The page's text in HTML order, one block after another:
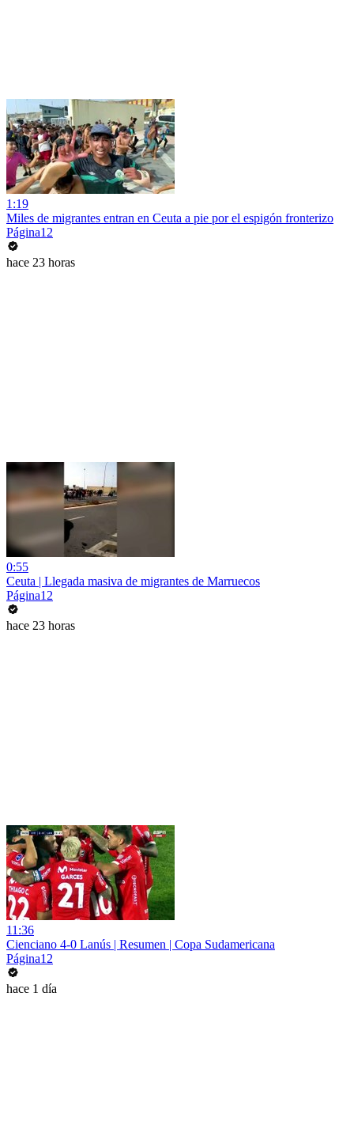
1:19
Miles de migrantes entran en Ceuta a pie por el espigón fronterizo
Página12
hace 23 horas
0:55
Ceuta | Llegada masiva de migrantes de Marruecos
Página12
hace 23 horas
11:36
Cienciano 4-0 Lanús | Resumen | Copa Sudamericana
Página12
hace 1 día